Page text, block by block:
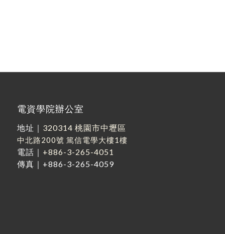
電資學院辦公室
地址｜ 320314 桃園市中壢區
中北路200號 篤信電學大樓1樓
電話｜ +886-3-265-4051
傳真｜+886-3-265-4059